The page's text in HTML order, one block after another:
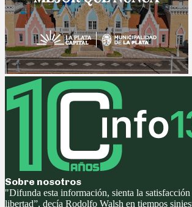
Sobre nosotros
"Difunda esta información, sienta la
libertad”, decía Rodolfo Walsh en tiempos